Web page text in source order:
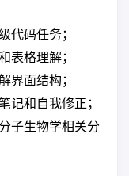
代码任务；
表格理解；
界面结构；
记和自我修正；
子生物学相关分